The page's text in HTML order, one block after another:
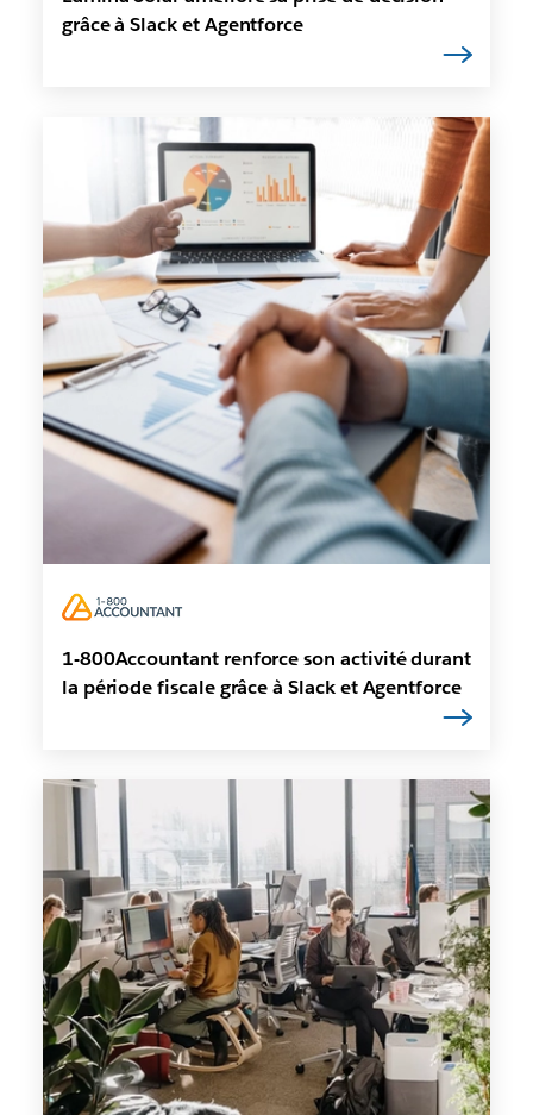
grâce à Slack et Agentforce
1-800Accountant renforce son activité durant
la période fiscale grâce à Slack et Agentforce